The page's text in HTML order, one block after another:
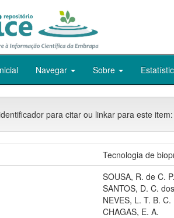
Navegar Sobre
para citar ou linkar para este item:
Tecnologia de
SOUSA, R. de C.
SANTOS, D. C. dos
NEVES, L. T. B. C.
CHAGAS, E. A.